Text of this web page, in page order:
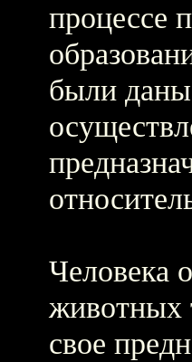
процессе
были
Человека
животных
свое